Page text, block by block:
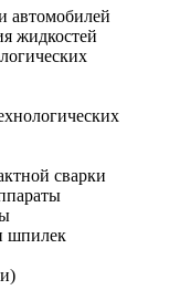
автомобилей
жидкостей
сварки
шпилек